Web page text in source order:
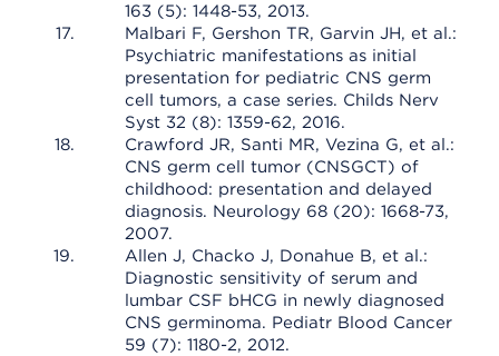
163 (5): 1448-53, 2013.
Malbari F, Gershon TR, Garvin JH, et al.:
Psychiatric manifestations as initial
presentation for pediatric CNS germ
cell tumors, a case series. Childs Nerv
Syst 32 (8): 1359-62, 2016.
Crawford JR, Santi MR, Vezina G, et al.:
CNS germ cell tumor (CNSGCT) of
childhood: presentation and delayed
diagnosis. Neurology 68 (20): 1668-73,
2007.
Allen J, Chacko J, Donahue B, et al.:
Diagnostic sensitivity of serum and
lumbar CSF bHCG in newly diagnosed
CNS germinoma. Pediatr Blood Cancer
59 (7): 1180-2, 2012.